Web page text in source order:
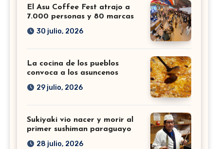
El Asu Coffee Fest atrajo a
7.000 personas y 80 marcas
30 julio, 2026
La cocina de los pueblos
convoca a los asuncenos
29 julio, 2026
Sukiyaki vio nacer y morir al
primer sushiman paraguayo
28 julio, 2026